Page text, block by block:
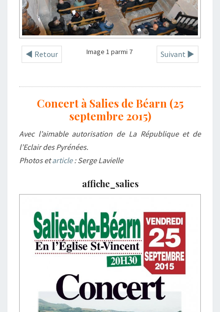
◄ Retour Suivant ►
Image 1 parmi 7
Concert à Salies de Béarn (25
septembre 2015)
Avec l’aimable autorisation de La République et de
l’Eclair des Pyrénées.
Photos etarticle: Serge Lavielle
affiche_salies